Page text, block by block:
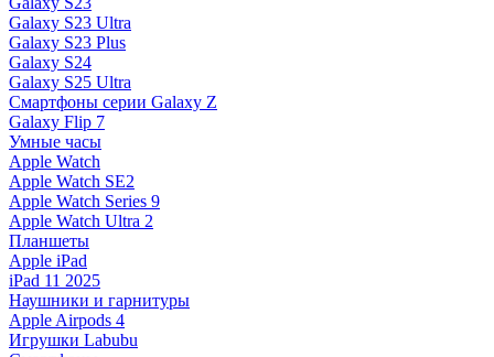
Galaxy S23 Ultra
Galaxy S23 Plus
Galaxy S24
Galaxy S25 Ultra
Смартфоны серии Galaxy Z
Galaxy Flip 7
Умные часы
Apple Watch
Apple Watch SE2
Apple Watch Series 9
Apple Watch Ultra 2
Планшеты
Apple iPad
iPad 11 2025
Наушники и гарнитуры
Apple Airpods 4
Игрушки Labubu